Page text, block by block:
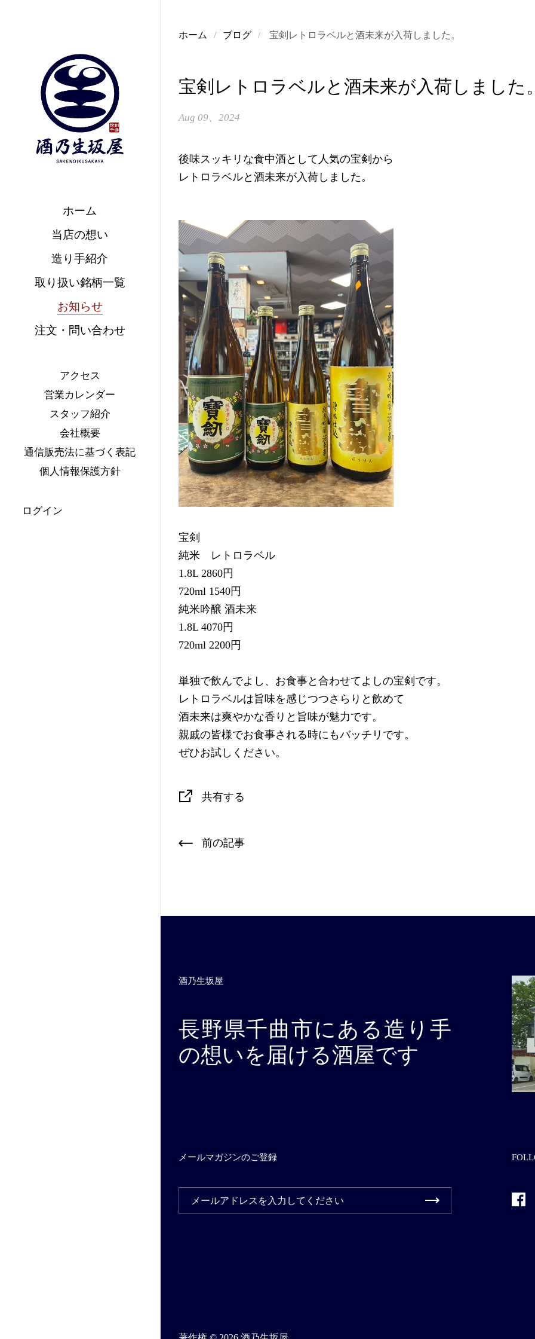
ホーム
当店の想い
造り手紹介
取り扱い銘柄一覧
お知らせ
注文・問い合わせ
アクセス
営業カレンダー
スタッフ紹介
会社概要
通信販売法に基づく表記
個人情報保護方針
ログイン
ホーム / ブログ / 宝剣レトロラベルと酒未来が入荷しました。
宝剣レトロラベルと酒未来が入荷しました
Aug 09、2024
後味スッキリな食中酒として人気の宝剣から
レトロラベルと酒未来が入荷しました。
宝剣
純米 レトロラベル
1.8L 2860円
720ml 1540円
純米吟醸 酒未来
1.8L 4070円
720ml 2200円
単独で飲んでよし、お食事と合わせてよしの宝剣です。
レトロラベルは旨味を感じつつさらりと飲めて
酒未来は爽やかな香りと旨味が魅力です。
親戚の皆様でお食事される時にもバッチリです。
ぜひお試しください。
共有する
前の記事
酒乃生坂屋
長野県千曲市にある造り手
の想いを届ける酒屋です
メールマガジンのご登録